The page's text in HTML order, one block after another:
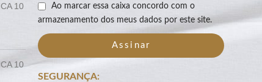
10
10
Ao marcar essa caixa concordo com o
armazenamento dos meus dados por este site.
Assinar
SEGURANÇA: